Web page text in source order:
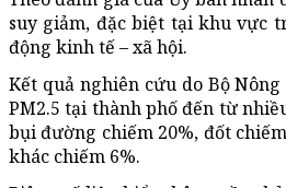
suy giảm, đặc biệt tại khu vực
động kinh tế – xã hội.
Kết quả nghiên cứu do Bộ
PM2.5 tại thành phố đến từ
bụi đường chiếm 20%, đốt
khác chiếm 6%.